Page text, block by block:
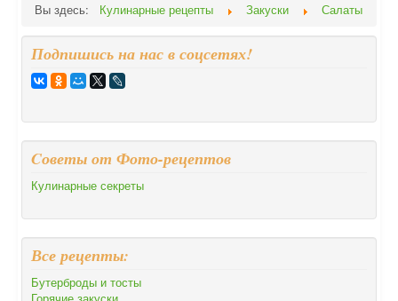
Вы здесь:
Кулинарные рецепты Закуски Салаты
Подпишись на нас в соцсетях!
Cоветы от Фото-рецептов
Кулинарные секреты
Все рецепты:
Бутерброды и тосты